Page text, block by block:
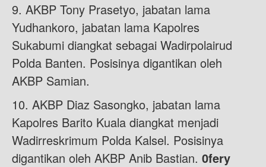
9. AKBP Tony Prasetyo, jabatan lama
Yudhankoro, jabatan lama Kapolres
Sukabumi diangkat sebagai Wadirpolairud
Polda Banten. Posisinya digantikan oleh
AKBP Samian.
10. AKBP Diaz Sasongko, jabatan lama
Kapolres Barito Kuala diangkat menjadi
Wadirreskrimum Polda Kalsel. Posisinya
digantikan oleh AKBP Anib Bastian. 0fery